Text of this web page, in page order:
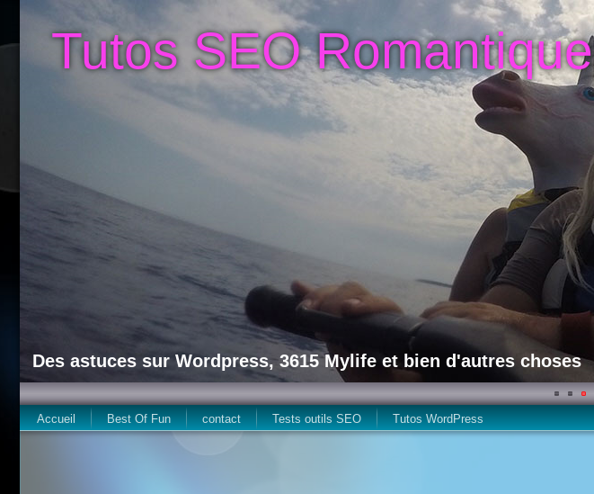
Tutos SEO Romantique
Des astuces sur Wordpress, 3615 Mylife et bien d'autres choses
Accueil Best Of Fun contact Tests outils SEO Tutos WordPress